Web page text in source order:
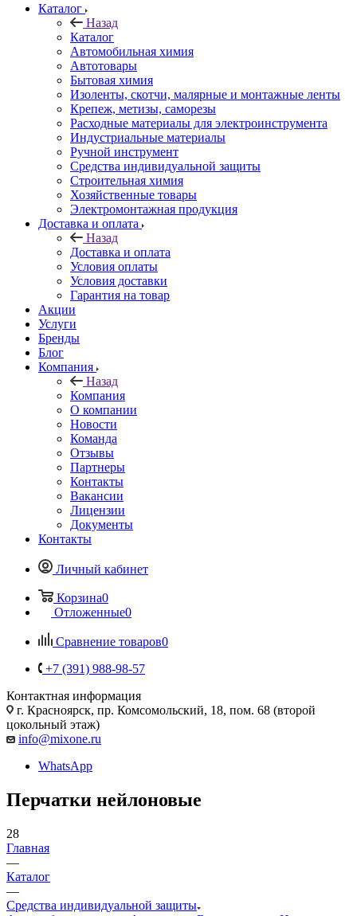
Каталог
Назад
Каталог
Автомобильная химия
Автотовары
Бытовая химия
Изоленты, скотчи, малярные и монтажные ленты
Крепеж, метизы, саморезы
Расходные материалы для электроинструмента
Индустриальные материалы
Ручной инструмент
Средства индивидуальной защиты
Строительная химия
Хозяйственные товары
Электромонтажная продукция
Доставка и оплата
Назад
Доставка и оплата
Условия оплаты
Условия доставки
Гарантия на товар
Акции
Услуги
Бренды
Блог
Компания
Назад
Компания
О компании
Новости
Команда
Отзывы
Партнеры
Контакты
Вакансии
Лицензии
Документы
Контакты
Личный кабинет
Корзина0
Отложенные0
Сравнение товаров0
+7 (391) 988-98-57
Контактная информация
г. Красноярск, пр. Комсомольский, 18, пом. 68 (второй
цокольный этаж)
info@mixone.ru
WhatsApp
Перчатки нейлоновые
28
Главная
—
Каталог
—
Средства индивидуальной защиты